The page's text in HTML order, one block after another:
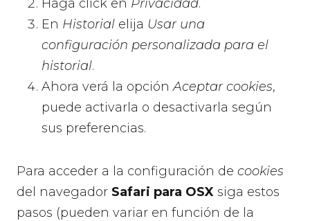
Haga click en Privacidad.
En Historial elija Usar una
configuración personalizada para el
historial.
Ahora verá la opciónAceptar cookies,
puede activarla o desactivarla según
sus preferencias.
Para acceder a la configuración de cookies
del navegador Safari para OSX siga estos
pasos (pueden variar en función de la